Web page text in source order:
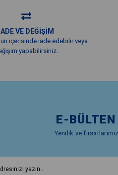
VE DEĞİŞİM
içerisinde iade edebilir veya
yapabilirsiniz.
E-
Yenilik ve